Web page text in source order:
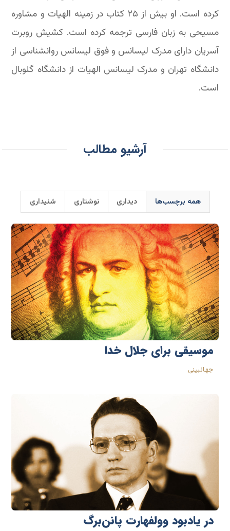
کرده است. او بیش از ۲۵ کتاب در زمینه الهیات و مشاوره
مسیحی به زبان فارسی ترجمه کرده است. کشیش روبرت
آسریان دارای مدرک لیسانس و فوق لیسانس روانشناسی از
دانشگاه تهران و مدرک لیسانس الهیات از دانشگاه گلوبال
است.
آرشیو مطالب
همه برچسب‌ها دیداری نوشتاری شنیداری
موسیقی برای جلال خدا
جهانبینی
در یادبود وولفهارت پانن‌برگ